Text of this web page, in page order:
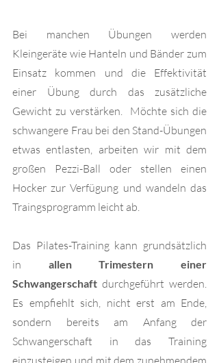
Bei manchen Übungen werden
Kleingeräte wie Hanteln und Bänder zum
Einsatz kommen und die Effektivität
einer Übung durch das zusätzliche
Gewicht zu verstärken.  Möchte sich die
schwangere Frau bei den Stand-Übungen
etwas entlasten, arbeiten wir mit dem
großen Pezzi-Ball oder stellen einen
Hocker zur Verfügung und wandeln das
Traingsprogramm leicht ab.
Das Pilates-Training kann grundsätzlich
in allen Trimestern einer
Schwangerschaft durchgeführt werden.
Es empfiehlt sich, nicht erst am Ende,
sondern bereits am Anfang der
Schwangerschaft in das Training